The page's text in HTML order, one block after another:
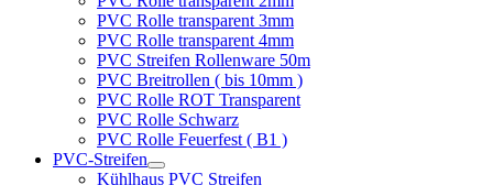
PVC Rolle transparent 3mm
PVC Rolle transparent 4mm
PVC Streifen Rollenware 50m
PVC Breitrollen ( bis 10mm )
PVC Rolle ROT Transparent
PVC Rolle Schwarz
PVC Rolle Feuerfest ( B1 )
PVC-Streifen
Kühlhaus PVC Streifen